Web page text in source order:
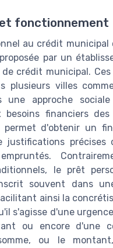
fonctionnement
au crédit
par un
crédit municipal.
plusieurs villes
une approche
besoins financiers
d'obtenir un
justifications précises
le prêt
souvent dans
ainsi la
s'agisse d'une
ou encore d'une
ou le